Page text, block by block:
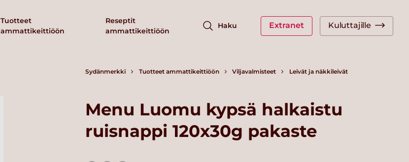
Tuotteet
ammattikeittiöön
Reseptit
ammattikeittiöön
Haku Extranet Kuluttajille
Sydänmerkki Tuotteet ammattikeittiöön Viljavalmisteet Leivät ja näkkileivät
Menu Luomu kypsä halkaistu
ruisnappi 120x30g pakaste